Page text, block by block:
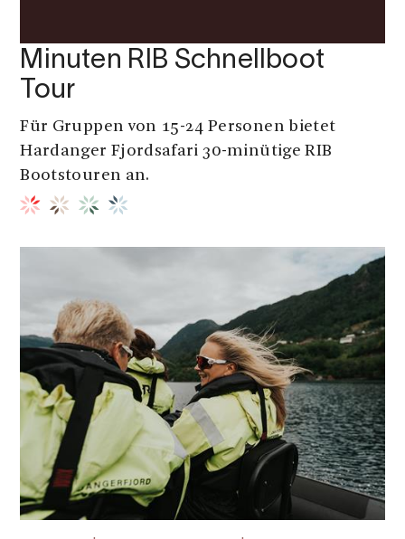
Minuten RIB Schnellboot
Tour
Für Gruppen von 15-24 Personen bietet
Hardanger Fjordsafari 30-minütige RIB
Bootstouren an.